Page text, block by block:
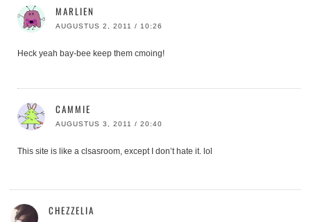
MARLIEN
AUGUSTUS 2, 2011 / 10:26
Heck yeah bay-bee keep them cmoing!
CAMMIE
AUGUSTUS 3, 2011 / 20:40
This site is like a clsasroom, except I don’t hate it. lol
CHEZZELIA